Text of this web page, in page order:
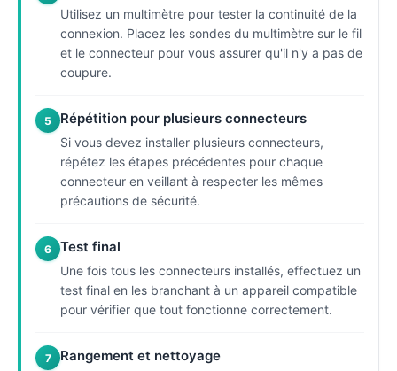
Utilisez un multimètre pour tester la continuité de la
connexion. Placez les sondes du multimètre sur le fil
et le connecteur pour vous assurer qu'il n'y a pas de
coupure.
5 Répétition pour plusieurs connecteurs
Si vous devez installer plusieurs connecteurs,
répétez les étapes précédentes pour chaque
connecteur en veillant à respecter les mêmes
précautions de sécurité.
6 Test final
Une fois tous les connecteurs installés, effectuez un
test final en les branchant à un appareil compatible
pour vérifier que tout fonctionne correctement.
7 Rangement et nettoyage